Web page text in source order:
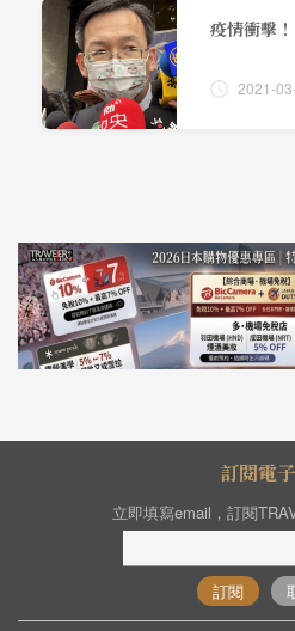
疫情衝擊
2021-
訂閱電
立即填寫email，訂閱
訂閱